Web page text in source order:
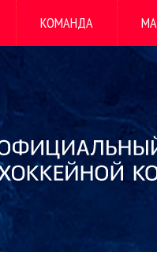
КОМАНДА